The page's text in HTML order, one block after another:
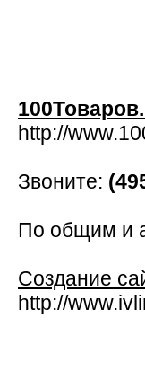
http://
Звоните:
По общим и
Создание
http://